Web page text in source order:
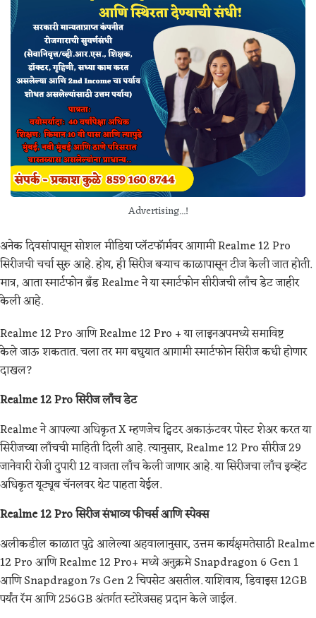
Advertising...!
अनेक दिवसांपासून सोशल मीडिया प्लॅटफॉर्मवर आगामी Realme 12 Pro
सिरीजची चर्चा सुरु आहे. होय, ही सिरीज बऱ्याच काळापासून टीज केली जात होती.
मात्र, आता स्मार्टफोन ब्रँड Realme ने या स्मार्टफोन सीरीजची लाँच डेट जाहीर
केली आहे.
Realme 12 Pro आणि Realme 12 Pro + या लाइनअपमध्ये समाविष्ट
केले जाऊ शकतात. चला तर मग बघुयात आगामी स्मार्टफोन सिरीज कधी होणार
दाखल?
Realme 12 Pro सिरीज लाँच डेट
Realme ने आपल्या अधिकृत X म्हणजेच ट्विटर अकाऊंटवर पोस्ट शेअर करत या
सिरीजच्या लाँचची माहिती दिली आहे. त्यानुसार, Realme 12 Pro सीरीज 29
जानेवारी रोजी दुपारी 12 वाजता लाँच केली जाणार आहे. या सिरीजचा लाँच इव्हेंट
अधिकृत यूट्यूब चॅनलवर थेट पाहता येईल.
Realme 12 Pro सिरीज संभाव्य फीचर्स आणि स्पेक्स
अलीकडील काळात पुढे आलेल्या अहवालानुसार, उत्तम कार्यक्षमतेसाठी Realme
12 Pro आणि Realme 12 Pro+ मध्ये अनुक्रमे Snapdragon 6 Gen 1
आणि Snapdragon 7s Gen 2 चिपसेट असतील. याशिवाय, डिवाइस 12GB
पर्यंत रॅम आणि 256GB अंतर्गत स्टोरेजसह प्रदान केले जाईल.